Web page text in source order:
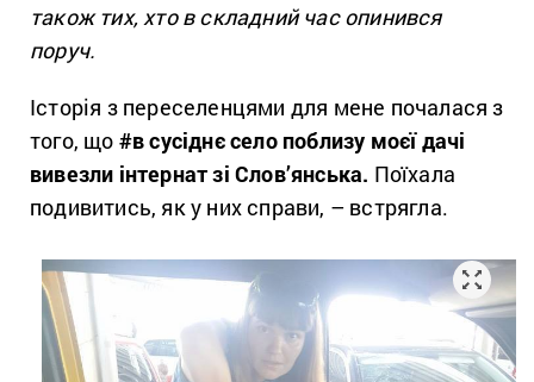
також тих, хто в складний час опинився
поруч.
Історія з переселенцями для мене почалася з
того, що #в сусіднє село поблизу моєї дачі
вивезли інтернат зі Слов’янська. Поїхала
подивитись, як у них справи, – встрягла.